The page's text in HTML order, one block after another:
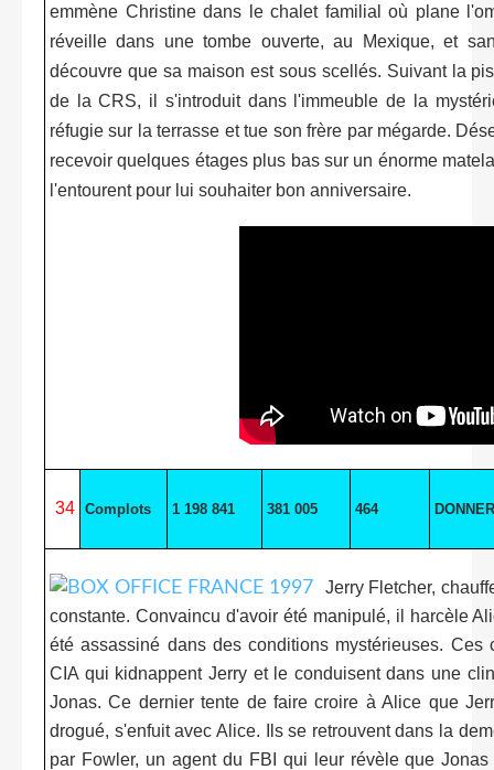
emmène Christine dans le chalet familial où plane
réveille dans une tombe ouverte, au Mexique, et
découvre que sa maison est sous scellés. Suivant la
de la CRS, il s'introduit dans l'immeuble de la
réfugie sur la terrasse et tue son frère par mégarde.
recevoir quelques étages plus bas sur un énorme
l'entourent pour lui souhaiter bon anniversaire.
34 Complots 1 198 841 381 005 464 DONNER
Jerry Fletcher,
constante. Convaincu d'avoir été manipulé, il harcèle
été assassiné dans des conditions mystérieuses. Ces
CIA qui kidnappent Jerry et le conduisent dans une
Jonas. Ce dernier tente de faire croire à Alice que
drogué, s'enfuit avec Alice. Ils se retrouvent dans la
par Fowler, un agent du FBI qui leur révèle que